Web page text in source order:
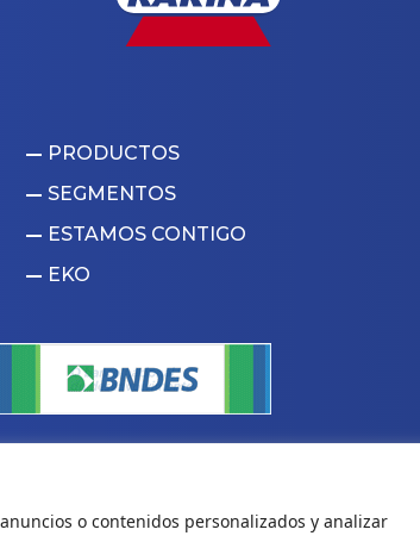
o contenidos personalizados y analizar
PRODUCTOS
SEGMENTOS
ESTAMOS CONTIGO
EKO
Creación de sitio web